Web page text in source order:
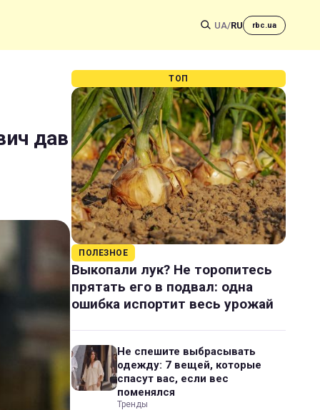
UA/RU rbc.ua
дав
ТОП
ПОЛЕЗНОЕ
Выкопали лук? Не торопитесь
прятать его в подвал: одна
ошибка испортит весь урожай
Не спешите выбрасывать
одежду: 7 вещей, которые
спасут вас, если вес
поменялся
Тренды